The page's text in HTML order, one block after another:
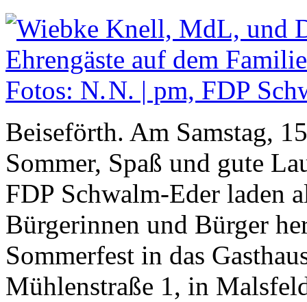
Beiseförth. Am Samstag,
Sommer, Spaß und gute
FDP Schwalm-Eder laden
Bürgerinnen und Bürger
Sommerfest in das
Mühlenstraße 1, in